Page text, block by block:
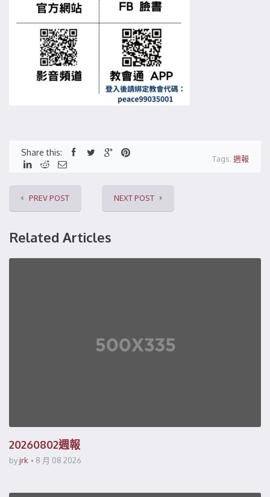
Share this:
Tags: 週報
PREV POST NEXT POST
Related Articles
20260802週報
byjrk 8 月 08 2026